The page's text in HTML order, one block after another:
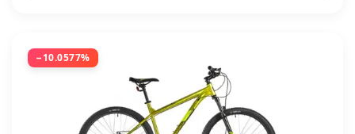
−10.0577%